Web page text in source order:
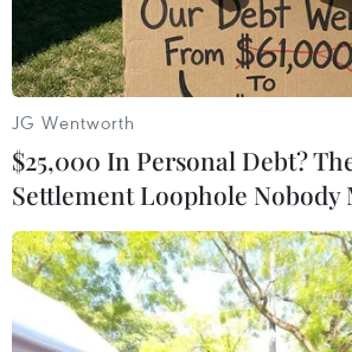
Nhất nhiều khả năng là xuất phát từ
JG Wentworth
$25,000 In Personal Debt?
Settlement Loophole Nobody